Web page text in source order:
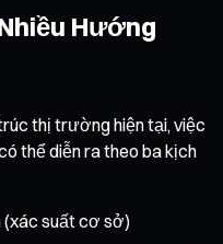
Hướng
thị trường hiện tại, việc
thể diễn ra theo ba kịch
(xác suất cơ sở)